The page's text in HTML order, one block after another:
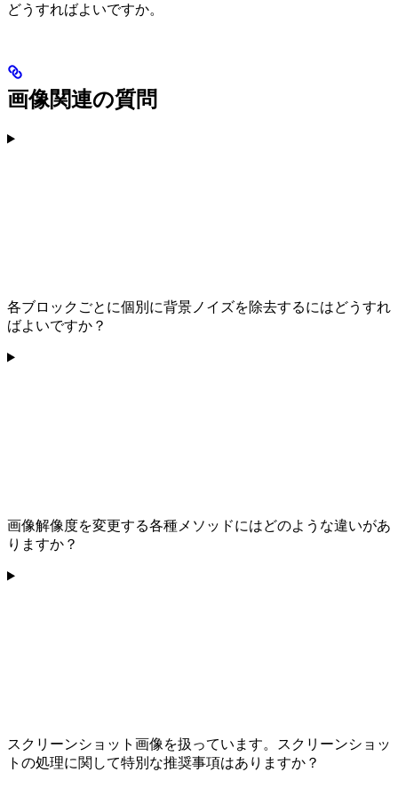
どうすればよいですか。
画像関連の質問
各ブロックごとに個別に背景ノイズを除去するにはどうすれ
ばよいですか？
画像解像度を変更する各種メソッドにはどのような違いがあ
りますか？
スクリーンショット画像を扱っています。スクリーンショッ
トの処理に関して特別な推奨事項はありますか？